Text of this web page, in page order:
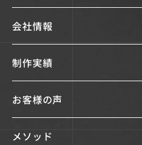
会社情報
制作実績
お客様の声
メソッド